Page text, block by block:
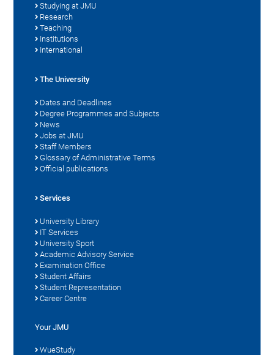
Studying at JMU
Research
Teaching
Institutions
International
The University
Dates and Deadlines
Degree Programmes and Subjects
News
Jobs at JMU
Staff Members
Glossary of Administrative Terms
Official publications
Services
University Library
IT Services
University Sport
Academic Advisory Service
Examination Office
Student Affairs
Student Representation
Career Centre
Your JMU
WueStudy